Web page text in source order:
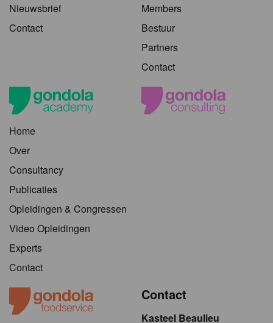
Nieuwsbrief
Contact
Members
Bestuur
Partners
Contact
Home
Over
Consultancy
Publicaties
Opleidingen & Congressen
Video Opleidingen
Experts
Contact
Contact
Kasteel Beaulieu